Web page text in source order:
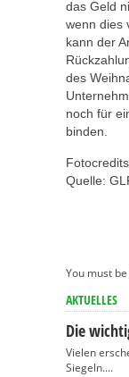
das Geld
wenn dies
kann der
des
noch für
binden.
Quelle:
You must
AKTUELLES
Die
Vielen
Siegeln....